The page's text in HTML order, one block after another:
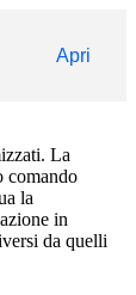
Apri
La
comando
la
in
da quelli